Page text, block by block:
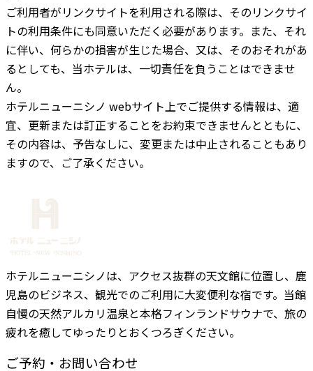
ご利用者がリンクサイトを利用される際は、そのリンクサイ
トの利用条件にも同意いただく必要があります。また、それ
に伴い、何らかの損害が生じた場合、又は、そのおそれがあ
るとしても、当ホテルは、一切責任を負うことはできませ
ん。
ホテルニューニシノ webサイト上でご提供する情報は、適
宜、更新または訂正することをお約束できませんとともに、
その内容は、予告なしに、変更または中止されることもあり
ますので、ご了承ください。
ホテルニューニシノは、アクセス抜群の天文館に位置し、鹿
児島のビジネス、観光でのご利用に大変便利な宿です。当館
自慢の天然アルカリ温泉と本格フィンランドサウナで、旅の
疲れを癒してゆったりとおくつろぎください。
ご予約・お問い合わせ